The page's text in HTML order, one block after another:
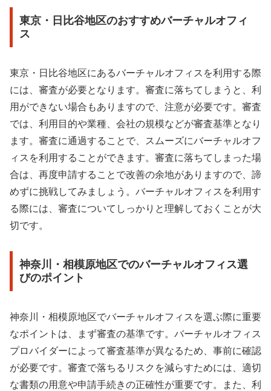
東京・日比谷地区のおすすめバーチャルオフィ
ス
東京・日比谷地区にあるバーチャルオフィスを利用する際
には、審査が必要となります。審査に落ちてしまうと、利
用ができない場合もありますので、注意が必要です。審査
では、利用目的や業種、会社の規模などが審査基準となり
ます。審査に通過することで、スムーズにバーチャルオフ
ィスを利用することができます。審査に落ちてしまった場
合は、再度申請することで改善の余地がありますので、諦
めずに挑戦してみましょう。バーチャルオフィスを利用す
る際には、審査についてしっかりと理解しておくことが大
切です。
神奈川・相模原地区でのバーチャルオフィス選
びのポイント
神奈川・相模原地区でバーチャルオフィスを選ぶ際に重要
なポイントは、まず審査の基準です。バーチャルオフィス
プロバイダーによって審査基準が異なるため、事前に確認
が必要です。審査で落ちるリスクを減らすためには、適切
な書類の用意や申請手続きの正確性が重要です。また、利